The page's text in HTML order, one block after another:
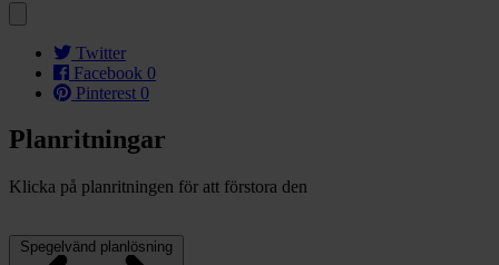
Twitter
Facebook 0
Pinterest 0
Planritningar
Klicka på planritningen för att förstora den
Spegelvänd planlösning